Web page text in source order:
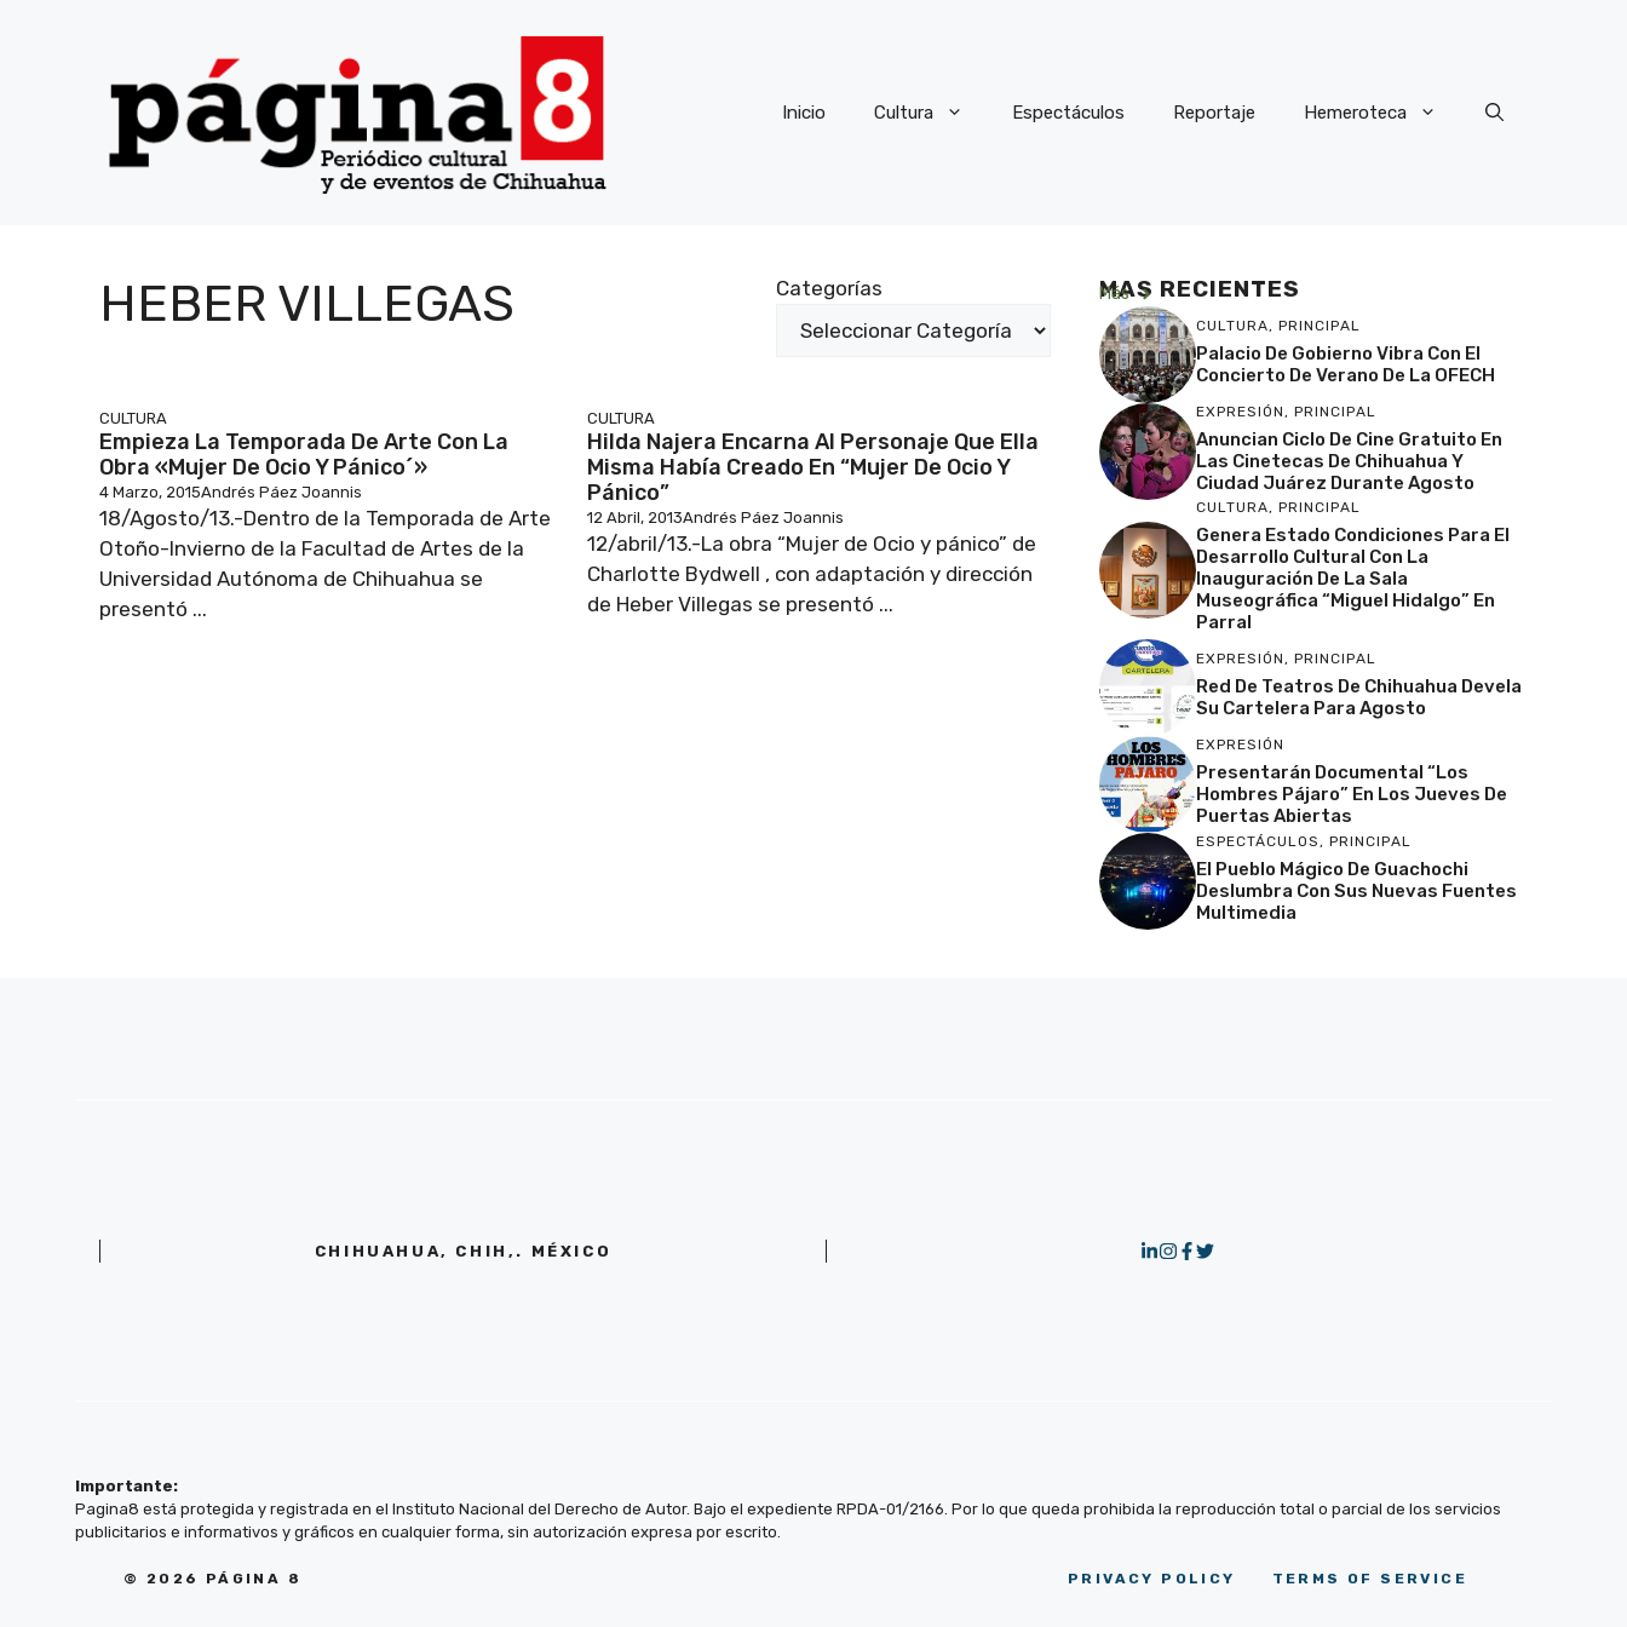
Inicio Cultura Espectáculos Reportaje Hemeroteca
HEBER VILLEGAS Categorías
CULTURA
Empieza La Temporada De Arte Con La
Obra «Mujer De Ocio Y Pánico´»
4 Marzo, 2015Andrés Páez Joannis
18/Agosto/13.-Dentro de la Temporada de Arte
Otoño-Invierno de la Facultad de Artes de la
Universidad Autónoma de Chihuahua se
presentó ...
CULTURA
Hilda Najera Encarna Al Personaje Que Ella
Misma Había Creado En “Mujer De Ocio Y
Pánico”
12 Abril, 2013Andrés Páez Joannis
12/abril/13.-La obra “Mujer de Ocio y pánico” de
Charlotte Bydwell , con adaptación y dirección
de Heber Villegas se presentó ...
MAS RECIENTES
Más
CULTURA, PRINCIPAL
Palacio De Gobierno Vibra Con El
Concierto De Verano De La OFECH
EXPRESIÓN, PRINCIPAL
Anuncian Ciclo De Cine Gratuito En
Las Cinetecas De Chihuahua Y
Ciudad Juárez Durante Agosto
CULTURA, PRINCIPAL
Genera Estado Condiciones Para El
Desarrollo Cultural Con La
Inauguración De La Sala
Museográfica “Miguel Hidalgo” En
Parral
EXPRESIÓN, PRINCIPAL
Red De Teatros De Chihuahua Devela
Su Cartelera Para Agosto
EXPRESIÓN
Presentarán Documental “Los
Hombres Pájaro” En Los Jueves De
Puertas Abiertas
ESPECTÁCULOS, PRINCIPAL
El Pueblo Mágico De Guachochi
Deslumbra Con Sus Nuevas Fuentes
Multimedia
CHIHUAHUA, CHIH,. MÉXICO
Importante:
Pagina8 está protegida y registrada en el Instituto Nacional del Derecho de Autor. Bajo el expediente RPDA-01/2166. Por lo que queda prohibida la reproducción total o parcial de los servicios
publicitarios e informativos y gráficos en cualquier forma, sin autorización expresa por escrito.
© 2026 PÁGINA 8 PRIVACY POLICY TERMS OF SERVICE